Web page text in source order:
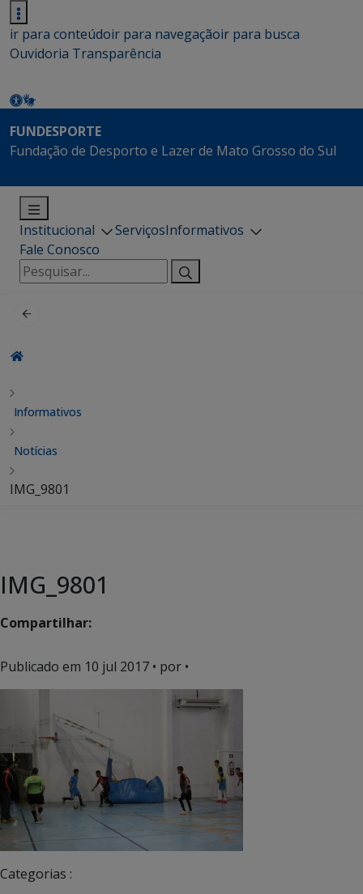
ir para conteúdoir para navegaçãoir para busca
Ouvidoria Transparência
FUNDESPORTE
Fundação de Desporto e Lazer de Mato Grosso do Sul
Institucional ServiçosInformativos
Fale Conosco
Pesquisar
por:
Informativos
Notícias
IMG_9801
IMG_9801
Compartilhar:
Publicado em 10 jul 2017 • por •
Categorias :